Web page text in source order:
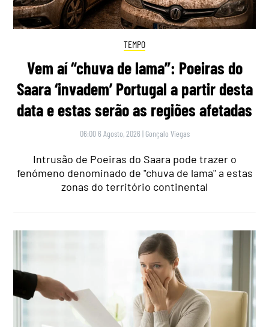
TEMPO
Vem aí “chuva de lama”: Poeiras do
Saara ‘invadem’ Portugal a partir desta
data e estas serão as regiões afetadas
06:00 6 Agosto, 2026 | Gonçalo Viegas
Intrusão de Poeiras do Saara pode trazer o
fenómeno denominado de "chuva de lama" a estas
zonas do território continental